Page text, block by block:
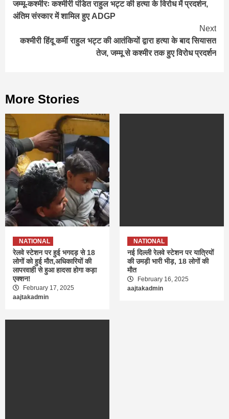
Reading
जम्मू-कश्मीरः कश्मीरी पंडित राहुल भट्ट की हत्या के विरोध में प्रदर्शन,
अंतिम संस्कार में शामिल हुए ADGP
Next
कश्मीरी हिंदू कर्मी राहुल भट्ट की आतंकियों द्वारा हत्या के बाद सियासत
तेज, जम्मू से कश्मीर तक हुए विरोध प्रदर्शन
More Stories
NATIONAL
रेलवे स्टेशन पर हुई भगदड़ से 18
लोगों को हुई मौत,अधिकारियों की
लापरवाही से हुआ हादसा होगा कड़ा
एक्शन!
February 17, 2025
aajtakadmin
NATIONAL
नई दिल्ली रेलवे स्टेशन पर यात्रियों
की उमड़ी भारी भीड़, 18 लोगों की
मौत
February 16, 2025
aajtakadmin